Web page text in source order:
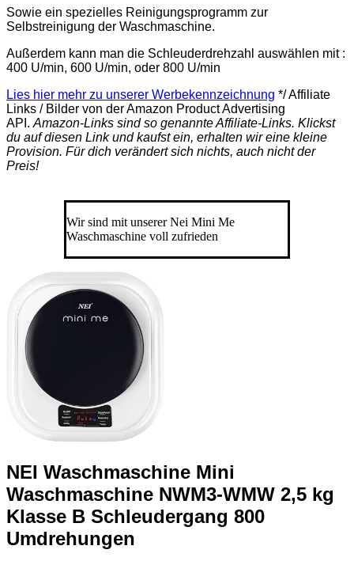
Sowie ein spezielles Reinigungsprogramm zur
Selbstreinigung der Waschmaschine.
Außerdem kann man die Schleuderdrehzahl auswählen mit :
400 U/min, 600 U/min, oder 800 U/min
Lies hier mehr zu unserer Werbekennzeichnung */ Affiliate
Links / Bilder von der Amazon Product Advertising
API.Amazon-Links sind so genannte Affiliate-Links. Klickst
du auf diesen Link und kaufst ein, erhalten wir eine kleine
Provision. Für dich verändert sich nichts, auch nicht der
Preis!
Wir sind mit unserer Nei Mini Me
Waschmaschine voll zufrieden
NEI Waschmaschine Mini
Waschmaschine NWM3-WMW 2,5 kg
Klasse B Schleudergang 800
Umdrehungen